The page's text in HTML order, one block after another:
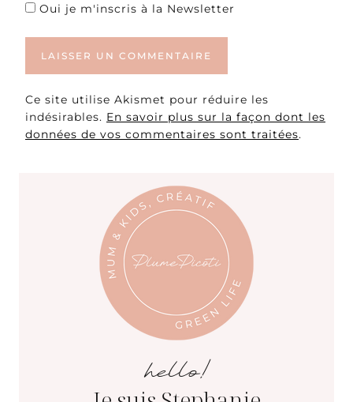
Oui je m'inscris à la Newsletter
Ce site utilise Akismet pour réduire les
indésirables. En savoir plus sur la façon dont les
données de vos commentaires sont traitées.
hello!